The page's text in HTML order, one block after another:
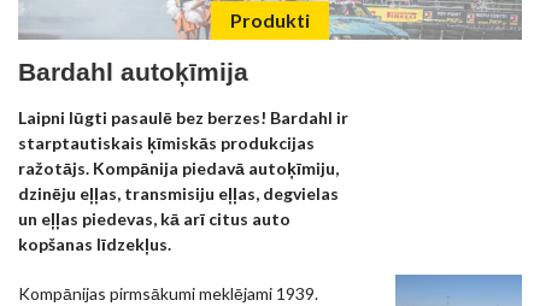
Produkti
Bardahl autoķīmija
Laipni lūgti pasaulē bez berzes! Bardahl ir
starptautiskais ķīmiskās produkcijas
ražotājs. Kompānija piedavā autoķīmiju,
dzinēju eļļas, transmisiju eļļas, degvielas
un eļļas piedevas, kā arī citus auto
kopšanas līdzekļus.
Kompānijas pirmsākumi meklējami 1939.